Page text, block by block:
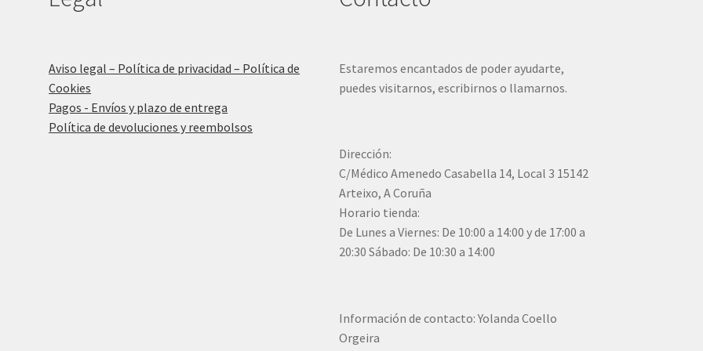
Aviso legal – Política de privacidad – Política de
Cookies
Pagos - Envíos y plazo de entrega
Política de devoluciones y reembolsos
Estaremos encantados de poder ayudarte,
puedes visitarnos, escribirnos o llamarnos.
Dirección:
C/Médico Amenedo Casabella 14, Local 3 15142
Arteixo, A Coruña
Horario tienda:
De Lunes a Viernes: De 10:00 a 14:00 y de 17:00 a
20:30 Sábado: De 10:30 a 14:00
Información de contacto: Yolanda Coello
Orgeira